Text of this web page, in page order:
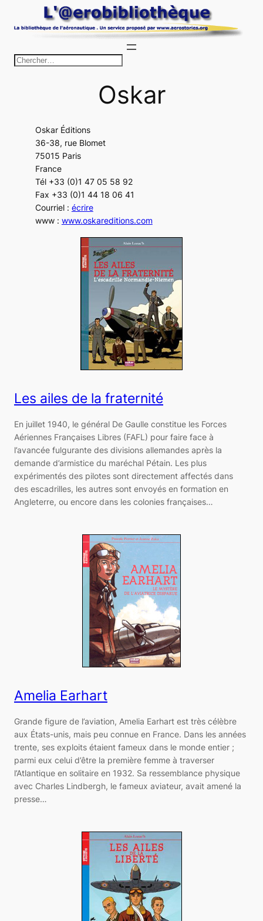
au
c
h
e
r
Oskar
Oskar Éditions
36-38, rue Blomet
75015 Paris
France
Tél +33 (0)1 47 05 58 92
Fax +33 (0)1 44 18 06 41
Courriel : écrire
www : www.oskareditions.com
Les ailes de la fraternité
En juillet 1940, le général De Gaulle constitue les Forces
Aériennes Françaises Libres (FAFL) pour faire face à
l’avancée fulgurante des divisions allemandes après la
demande d’armistice du maréchal Pétain. Les plus
expérimentés des pilotes sont directement affectés dans
des escadrilles, les autres sont envoyés en formation en
Angleterre, ou encore dans les colonies françaises…
Amelia Earhart
Grande figure de l’aviation, Amelia Earhart est très célèbre
aux États-unis, mais peu connue en France. Dans les années
trente, ses exploits étaient fameux dans le monde entier ;
parmi eux celui d’être la première femme à traverser
l’Atlantique en solitaire en 1932. Sa ressemblance physique
avec Charles Lindbergh, le fameux aviateur, avait amené la
presse…